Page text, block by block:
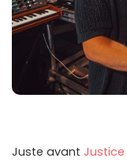
Juste avant Justice